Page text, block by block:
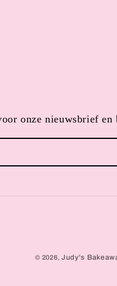
onze nieuwsbrief
© 2026, Judy's